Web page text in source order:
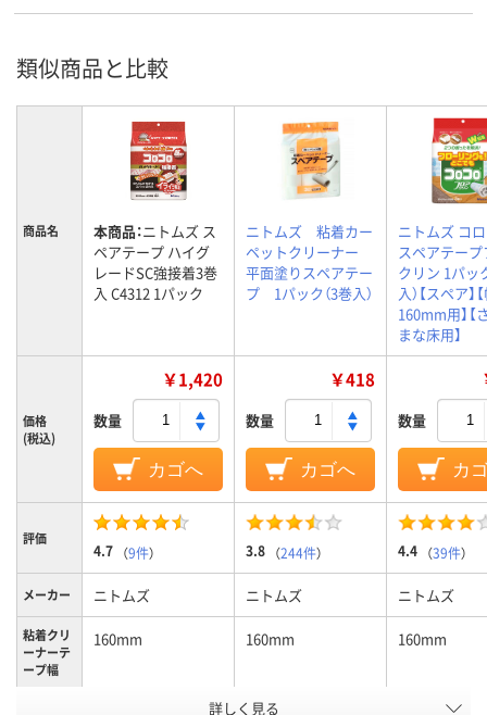
類似商品と比較
商品名 本商品：ニトムズ ス
ペアテープ ハイグ
レードSC強接着3巻
入 C4312 1パック
ニトムズ 粘着カー
ペットクリーナー
平面塗りスペアテー
プ 1パック（3巻入）
ニトムズ コ
スペアテー
クリン 1パッ
入）【スペア】
160mm用】【
まな床用】
価格
(税込)
￥1,420
数量
カゴへ
￥418
数量
カゴへ
数量
カ
評価
4.7 （9件） 3.8 （244件） 4.4 （39件）
メーカー ニトムズ ニトムズ ニトムズ
粘着クリ
ーナーテ
ープ幅
160mm 160mm 160mm
詳しく見る